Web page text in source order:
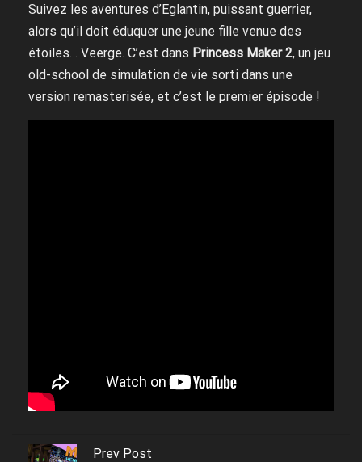
Suivez les aventures d’Eglantin, puissant guerrier,
alors qu’il doit éduquer une jeune fille venue des
étoiles… Veerge. C’est dans Princess Maker 2, un jeu
old-school de simulation de vie sorti dans une
version remasterisée, et c’est le premier épisode !
Prev Post